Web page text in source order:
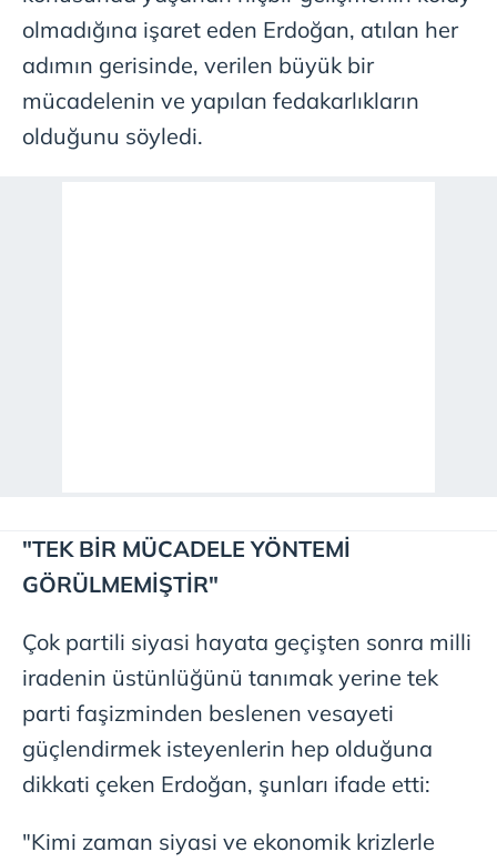
olmadığına işaret eden Erdoğan, atılan her
adımın gerisinde, verilen büyük bir
mücadelenin ve yapılan fedakarlıkların
olduğunu söyledi.
"TEK BİR MÜCADELE YÖNTEMİ
GÖRÜLMEMİŞTİR"
Çok partili siyasi hayata geçişten sonra milli
iradenin üstünlüğünü tanımak yerine tek
parti faşizminden beslenen vesayeti
güçlendirmek isteyenlerin hep olduğuna
dikkati çeken Erdoğan, şunları ifade etti:
"Kimi zaman siyasi ve ekonomik krizlerle